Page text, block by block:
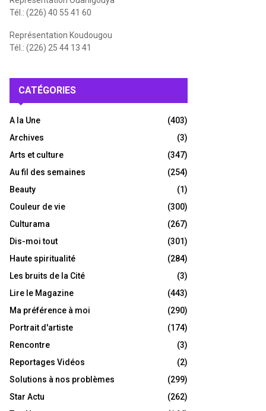
Tél.: (226) 40 55 41 60
Représentation Koudougou
Tél.: (226) 25 44 13 41
CATÉGORIES
A la Une
(403)
Archives
(3)
Arts et culture
(347)
Au fil des semaines
(254)
Beauty
(1)
Couleur de vie
(300)
Culturama
(267)
Dis-moi tout
(301)
Haute spiritualité
(284)
Les bruits de la Cité
(3)
Lire le Magazine
(443)
Ma préférence à moi
(290)
Portrait d'artiste
(174)
Rencontre
(3)
Reportages Vidéos
(2)
Solutions à nos problèmes
(299)
Star Actu
(262)